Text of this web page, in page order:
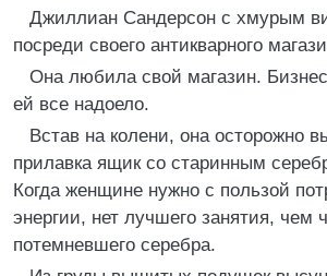
Джиллиан Сандерсон с хмурым
посреди своего антикварного
Она любила свой магазин.
ей все надоело.
Встав на колени, она осторожно
прилавка ящик со старинным
Когда женщине нужно с пользой
энергии, нет лучшего занятия, чем
потемневшего серебра.